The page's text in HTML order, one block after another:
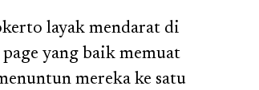
layak mendarat di
yang baik memuat
mereka ke satu